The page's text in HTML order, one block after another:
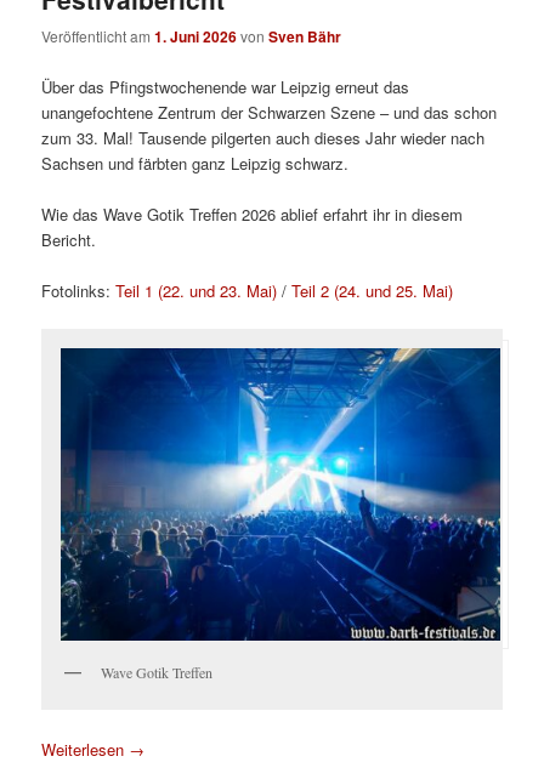
Veröffentlicht am1. Juni 2026vonSven Bähr
Über das Pfingstwochenende war Leipzig erneut das
unangefochtene Zentrum der Schwarzen Szene – und das schon
zum 33. Mal! Tausende pilgerten auch dieses Jahr wieder nach
Sachsen und färbten ganz Leipzig schwarz.
Wie das Wave Gotik Treffen 2026 ablief erfahrt ihr in diesem
Bericht.
Fotolinks:Teil 1 (22. und 23. Mai) /Teil 2 (24. und 25. Mai)
Wave Gotik Treffen
Weiterlesen →